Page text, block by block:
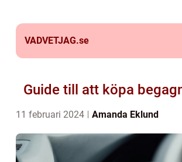
VADVETJAG.se
Guide till att köpa
11 februari 2024 Amanda Eklund